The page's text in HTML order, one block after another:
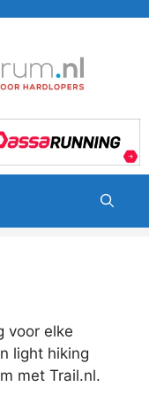
voor elke
light hiking
met Trail.nl.